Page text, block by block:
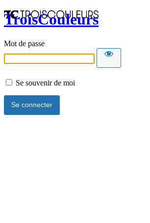
TroisCouleurs
Mot de passe
Se souvenir de moi